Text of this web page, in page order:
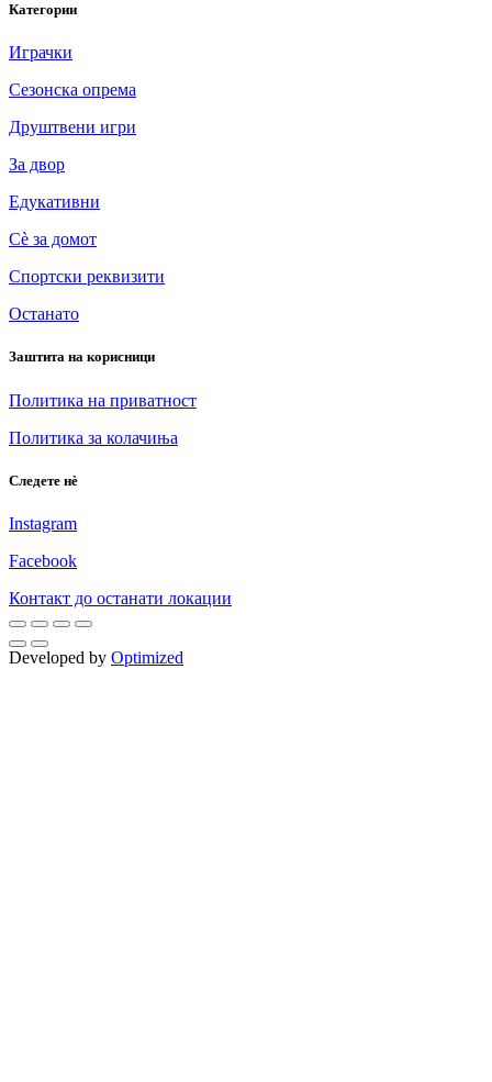
Категории
Играчки
Сезонска опрема
Друштвени игри
За двор
Едукативни
Сè за домот
Спортски реквизити
Останато
Заштита на корисници
Политика на приватност
Политика за колачиња
Следете нè
Instagram
Facebook
Контакт до останати локации
Developed by Optimized